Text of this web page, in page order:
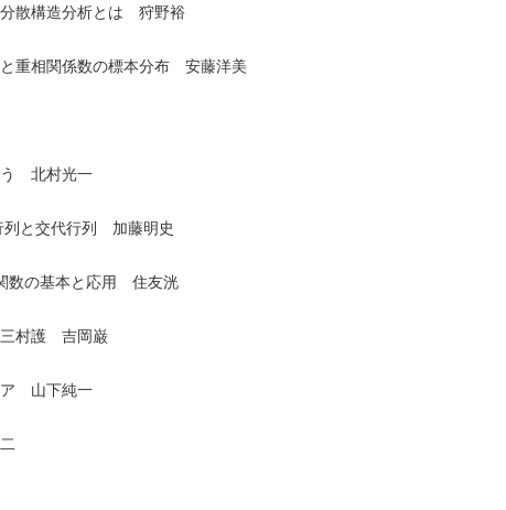
散構造分析とは 狩野裕
重相関係数の標本分布 安藤洋美
う 北村光一
列と交代行列 加藤明史
数の基本と応用 住友洸
村護 吉岡巌
ア 山下純一